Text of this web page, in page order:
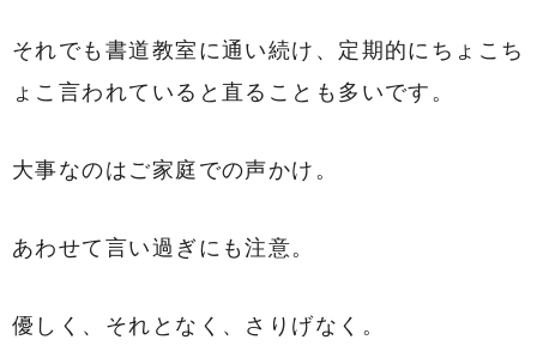
それでも書道教室に通い続け、定期的にちょこち
ょこ言われていると直ることも多いです。
大事なのはご家庭での声かけ。
あわせて言い過ぎにも注意。
優しく、それとなく、さりげなく。